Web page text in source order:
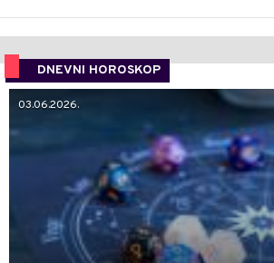
DNEVNI HOROSKOP
03.06.2026.